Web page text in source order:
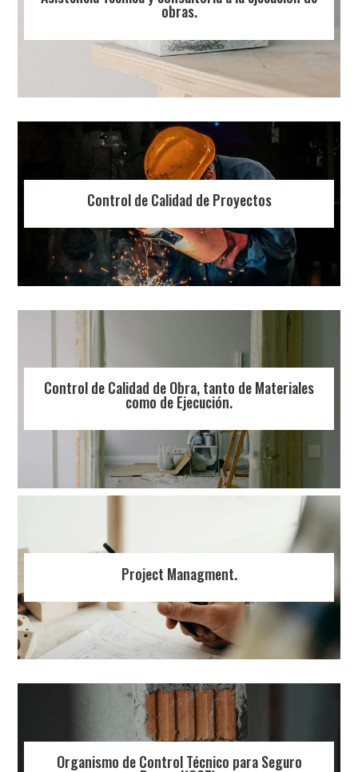
obras.
Control de Calidad de Proyectos
Control de Calidad de Obra, tanto de Materiales
como de Ejecución.
Project Managment.
Organismo de Control Técnico para Seguro